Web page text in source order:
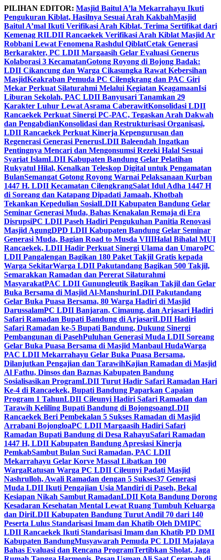
Skip
to
content
PILIHAN EDITOR: Masjid Baitul A’la Mekarrahayu Ikuti
Pengukuran Kiblat, Hasilnya Sesuai Arah KakbahMasjid
Baitul A’mal Ikuti Verifikasi Arah Kiblat, Terima Sertifikat dari
Kemenag RILDII Rancaekek Verifikasi Arah Kiblat Masjid Ar
Robbani Lewat Fenomena Rashdul QiblatCetak Generasi
Berkarakter, PC LDII Margaasih Gelar Evaluasi Generus
Kolaborasi 3 KecamatanGotong Royong di Bojong Badak:
LDII Cikancung dan Warga Cikasungka Rawat Kebersihan
MasjidKeakraban Pemuda PC Cilengkrang dan PAC Giri
Mekar Perkuat Silaturahmi Melalui Kegiatan KeagamaanIsi
Liburan Sekolah, PAC LDII Banyusari Tanamkan 29
Karakter Luhur Lewat Asrama CaberawitKonsolidasi LDII
Rancaekek Perkuat Sinergi PC-PAC, Tegaskan Arah Dakwah
dan PengabdianKonsolidasi dan Restrukturisasi Organisasi,
LDII Rancaekek Perkuat Kinerja Kepengurusan dan
Regenerasi Generasi PenerusLDII Baleendah Ingatkan
Pentingnya Mencari dan Mengonsumsi Rezeki Halal Sesuai
Syariat IslamLDII Kabupaten Bandung Gelar Pelatihan
Rukyatul Hilal, Kenalkan Teleskop Digital untuk Pengamatan
BulanSemangat Gotong Royong Warnai Pelaksanaan Kurban
1447 H. LDII Kecamatan CilengkrangSalat Idul Adha 1447 H
di Soreang dan Katapang Dipadati Jamaah, Khotbah
Tekankan Kepedulian SosialLDII Kabupaten Bandung Gelar
Seminar Generasi Muda, Bahas Kenakalan Remaja di Era
DisrupsiPC LDII Paseh Hadiri Pengukuhan Panitia Renovasi
Masjid AgungDPD LDII Kabupaten Bandung Gelar Seminar
Generasi Muda, Bagian Road to Musda VIIIHalal Bihalal MUI
Rancaekek, LDII Hadir Perkuat Sinergi Ulama dan UmaroPC
LDII Pangalengan Bagikan 180 Paket Takjil Gratis kepada
Warga SekitarWarga LDII Pakutandang Bagikan 500 Takjil,
Semarakkan Ramadan dan Pererat Silaturahmi
MasyarakatPAC LDII Gunungleutik Bagikan Takjil dan Gelar
Buka Bersama di Masjid Al-ManshurinLDII Pakutandang
Gelar Buka Puasa Bersama, 80 Warga Hadiri di Masjid
DarussalamPC LDII Banjaran, Cimaung, dan Arjasari Hadiri
Safari Ramadan Bupati Bandung di ArjasariLDII Hadiri
Safari Ramadan ke-5 Bupati Bandung, Dukung Sinergi
Pembangunan di PasehPuluhan Generasi Muda LDII Soreang
Gelar Buka Puasa Bersama di Masjid Manbaul HudaWarga
PAC LDII Mekarrahayu Gelar Buka Puasa Bersama,
Dilanjutkan Pengajian dan TarawihKajian Ramadan di Masjid
Al Fathu, Dinsos dan Baznas Kabupaten Bandung
Sosialisasikan ProgramLDII Turut Hadir Safari Ramadan Hari
Ke-4 di Rancaekek, Bupati Bandung Paparkan Capaian
Program 1 TahunLDII Cileunyi Hadiri Safari Ramadan dan
Tarawih Keliling Bupati Bandung di BojongsoangLDII
Rancaekek Beri Pembekalan 5 Sukses Ramadan di Masjid
Arrabani BojongloaPC LDII Margaasih Hadiri Safari
Ramadan Bupati Bandung di Desa RahayuSafari Ramadan
1447 H, LDII Kabupaten Bandung Apresiasi Kinerja
PemkabSambut Bulan Suci Ramadan, PAC LDII
Mekarrahayu Gelar Korve Massal Libatkan 100
WargaRatusan Warga PC LDII Cileunyi Padati Masjid
Nashrulloh, Awali Ramadan dengan 5 Sukses37 Generasi
Muda LDII Ikuti Pengajian Usia Mandiri di Paseh, Bekal
Kesiapan Nikah Sambut RamadanLDII Kota Bandung Dorong
Kesadaran Kesehatan Mental Lewat Ruang Tumbuh Keluarga
dan DiriLDII Kabupaten Bandung Turut Andil 70 dari 140
Peserta Lulus Standarisasi Imam dan Khatib Oleh DMIPC
LDII Rancaekek Ikuti Standarisasi Imam dan Khatib PD DMI
Kabupaten BandungMusyawarah Pemuda PC LDII Majalaya
Bahas Evaluasi dan Rencana ProgramTertibkan Sholat, Jaga